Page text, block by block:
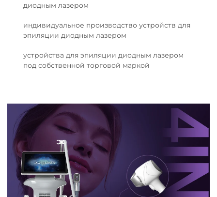
диодным лазером
индивидуальное производство устройств для
эпиляции диодным лазером
устройства для эпиляции диодным лазером
под собственной торговой маркой